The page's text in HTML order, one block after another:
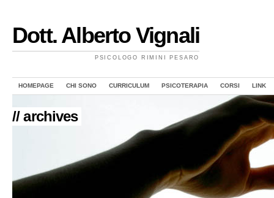
Dott. Alberto Vignali
PSICOLOGO RIMINI PESARO
HOMEPAGE CHI SONO CURRICULUM PSICOTERAPIA CORSI LINK
// archives